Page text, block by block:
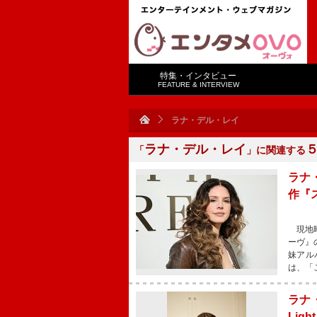
特集・インタビュー
FEATURE & INTERVIEW
ラナ・デル・レイ
「ラナ・デル・レイ 」に関連する
ラナ
作『
現地
ーヴ』
妹アル
は、「
ラナ